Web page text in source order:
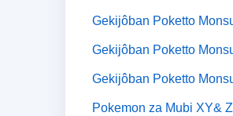
Gekijôban Poketto
Gekijôban Poketto
Gekijôban Poketto
Pokemon za Mubi XY&